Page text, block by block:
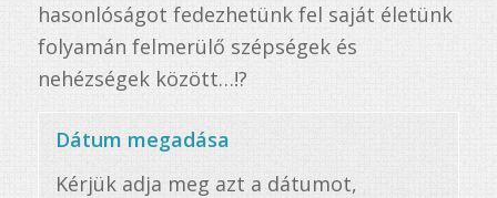
hasonlóságot fedezhetünk fel saját életünk
folyamán felmerülő szépségek és
nehézségek között…!?
Dátum megadása
Kérjük adja meg azt a dátumot,